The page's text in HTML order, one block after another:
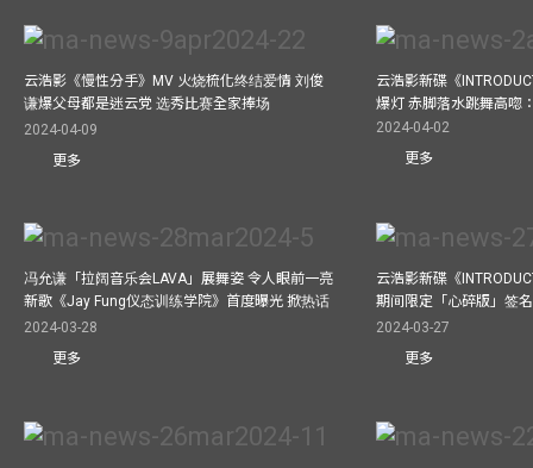
云浩影《慢性分手》MV 火烧梳化终结爱情 刘俊
谦爆父母都是迷云党 选秀比赛全家捧场
2024-04-09
更多
云浩影新碟《
爆灯 赤脚落水跳舞高唿
2024-04-02
更多
冯允谦「拉阔音乐会LAVA」展舞姿 令人眼前一亮
新歌《Jay Fung仪态训练学院》首度曝光 掀热话
2024-03-28
更多
云浩影新碟《
期间限定「心碎版」签
2024-03-27
更多